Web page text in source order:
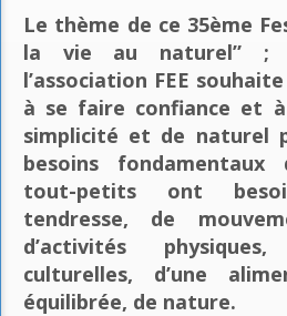
Le thème de ce 35ème
la vie au naturel” ;
l’association FEE
à se faire confiance et
simplicité et de naturel
besoins
tout-petits ont
tendresse, de
d’activités
culturelles, d’une
équilibrée, de nature.